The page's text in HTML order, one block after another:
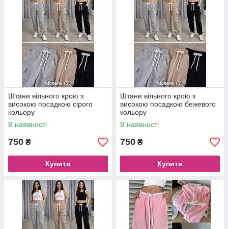
Штани вільного крою з
високою посадкою сірого
кольору
В наявності
750 ₴
Купити
Штани вільного крою з
високою посадкою бежевого
кольору
В наявності
750 ₴
Купити